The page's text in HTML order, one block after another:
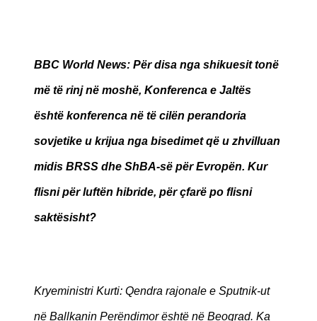
BBC World News: Për disa nga shikuesit tonë
më të rinj në moshë, Konferenca e Jaltës
është konferenca në të cilën perandoria
sovjetike u krijua nga bisedimet që u zhvilluan
midis BRSS dhe ShBA-së për Evropën. Kur
flisni për luftën hibride, për çfarë po flisni
saktësisht?
Kryeministri Kurti: Qendra rajonale e Sputnik-ut
në Ballkanin Perëndimor është në Beograd. Ka